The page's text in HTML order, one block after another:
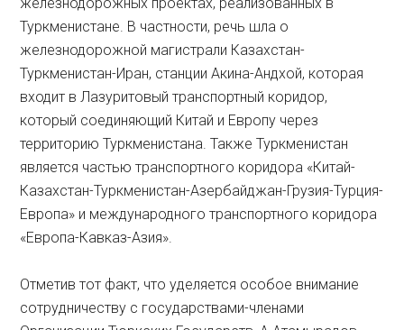
Туркменистане. В частности, речь шла о
железнодорожной магистрали Казахстан-
Туркменистан-Иран, станции Акина-Андхой, которая
входит в Лазуритовый транспортный коридор,
который соединяющий Китай и Европу через
территорию Туркменистана. Также Туркменистан
является частью транспортного коридора «Китай-
Казахстан-Туркменистан-Азербайджан-Грузия-Турция-
Европа» и международного транспортного коридора
«Европа-Кавказ-Азия».
Отметив тот факт, что уделяется особое внимание
сотрудничеству с государствами-членами